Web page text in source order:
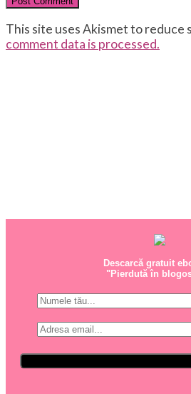
This site uses Akismet to reduce
comment data is processed.
Descarcă gratuit
"Pierdută în